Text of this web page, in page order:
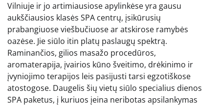
Vilniuje ir jo artimiausiose apylinkėse yra gausu
aukščiausios klasės SPA centrų, įsikūrusių
prabangiuose viešbučiuose ar atskirose ramybės
oazėse. Jie siūlo itin platų paslaugų spektrą.
Raminančios, gilios masažo procedūros,
aromaterapija, įvairios kūno šveitimo, drėkinimo ir
įvyniojimo terapijos leis pasijusti tarsi egzotiškose
atostogose. Daugelis šių vietų siūlo specialius dienos
SPA paketus, į kuriuos įeina neribotas apsilankymas